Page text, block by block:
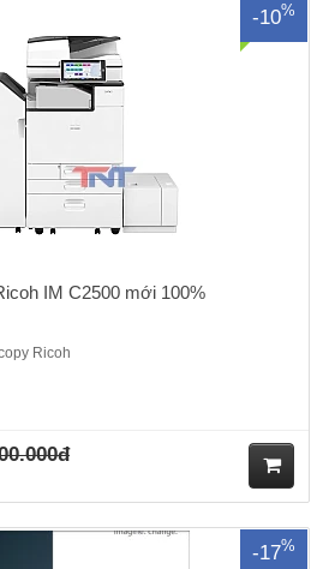
ua
-10%
IM C2500 mới 100%
Ricoh
ua
-17%
hình cảm ứng thông minh 10.1
Bộ nạp và đảo bản gốc DF3110,Chân kê